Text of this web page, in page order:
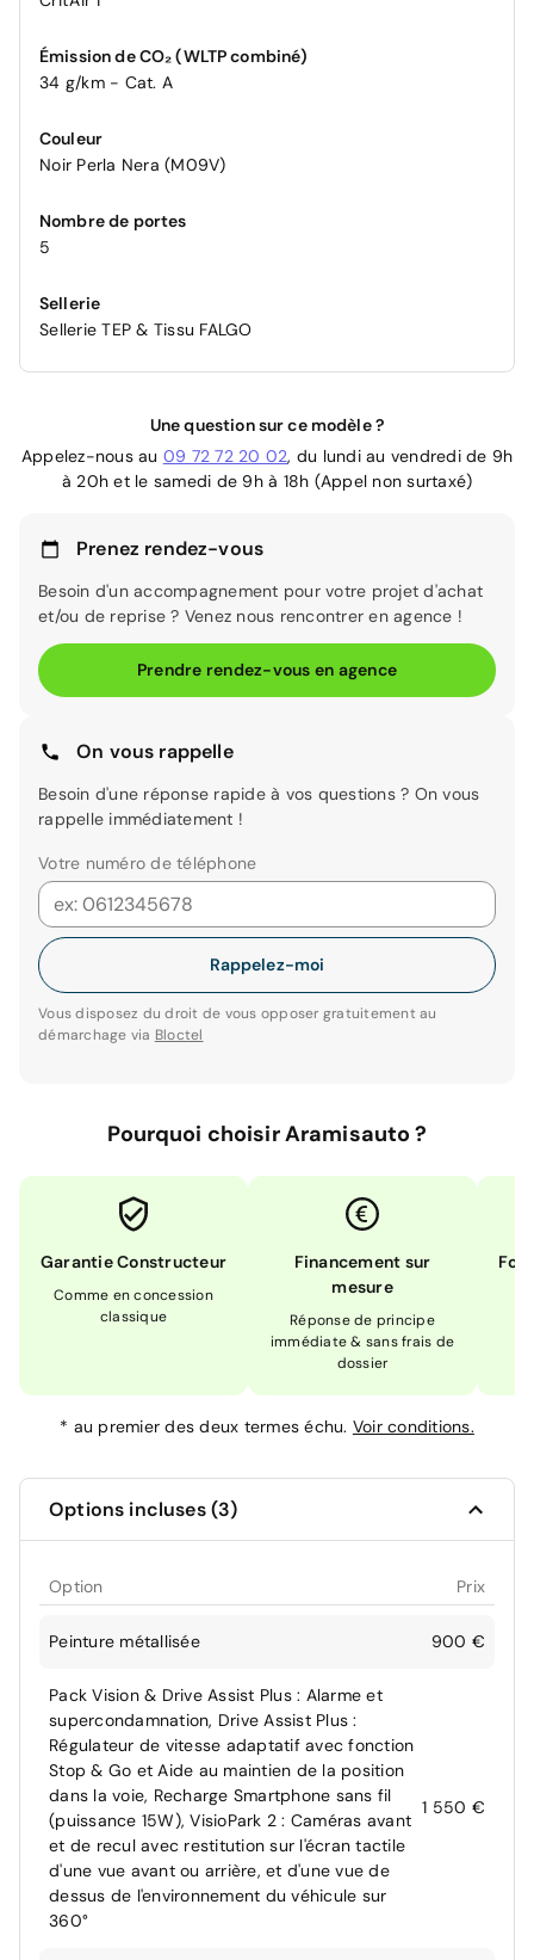
Émission de CO₂ (WLTP combiné)
34 g/km - Cat. A
Couleur
Noir Perla Nera (M09V)
Nombre de portes
5
Sellerie
Sellerie TEP & Tissu FALGO
Une question sur ce modèle ?
Appelez-nous au 09 72 72 20 02, du lundi au vendredi de 9h
à 20h et le samedi de 9h à 18h (Appel non surtaxé)
Prenez rendez-vous
Besoin d'un accompagnement pour votre projet d'achat
et/ou de reprise ? Venez nous rencontrer en agence !
Prendre rendez-vous en agence
On vous rappelle
Besoin d'une réponse rapide à vos questions ? On vous
rappelle immédiatement !
Votre numéro de téléphone
Rappelez-moi
Vous disposez du droit de vous opposer gratuitement au
démarchage via Bloctel
Pourquoi choisir Aramisauto ?
Garantie Constructeur
Comme en concession
classique
Financement sur
mesure
Réponse de principe
immédiate & sans frais de
dossier
* au premier des deux termes échu. Voir conditions.
Options incluses (3)
Option Prix
Peinture métallisée 900 €
Pack Vision & Drive Assist Plus : Alarme et
supercondamnation, Drive Assist Plus :
Régulateur de vitesse adaptatif avec fonction
Stop & Go et Aide au maintien de la position
dans la voie, Recharge Smartphone sans fil
(puissance 15W), VisioPark 2 : Caméras avant
et de recul avec restitution sur l'écran tactile
d'une vue avant ou arrière, et d'une vue de
dessus de l'environnement du véhicule sur
360°
1 550 €